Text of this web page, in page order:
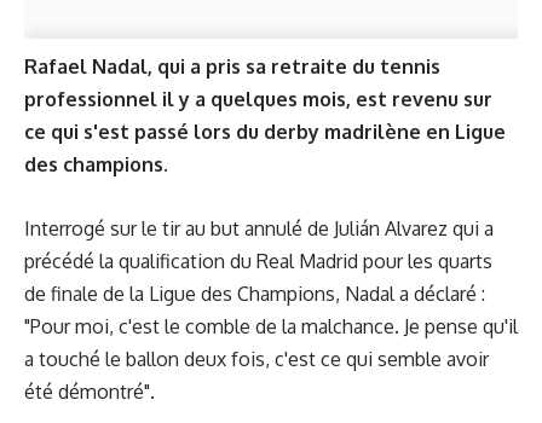
Rafael Nadal, qui a pris sa retraite du tennis
professionnel il y a quelques mois, est revenu sur
ce qui s'est passé lors du derby madrilène en Ligue
des champions.
Interrogé sur le tir au but annulé de Julián Alvarez qui a
précédé la qualification du Real Madrid pour les quarts
de finale de la Ligue des Champions, Nadal a déclaré :
"Pour moi, c'est le comble de la malchance. Je pense qu'il
a touché le ballon deux fois, c'est ce qui semble avoir
été démontré".